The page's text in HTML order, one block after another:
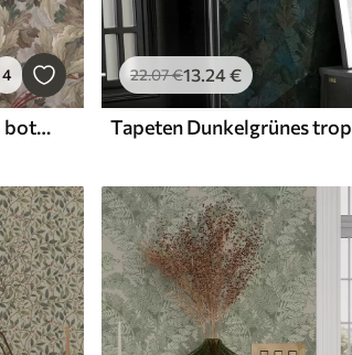
4
Tapeten Vögel auf Zweigen im botanischen Vintage-Stil
22.07€13.24€